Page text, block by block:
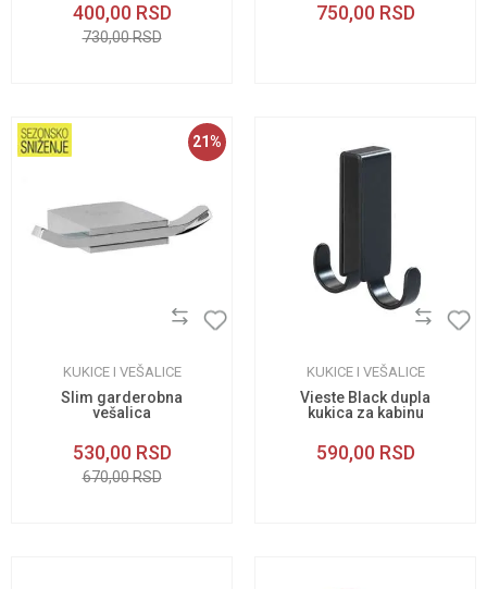
400,00 RSD
730,00RSD
750,00 RSD
21%
KUKICE I VEŠALICE
Slim garderobna
vešalica
530,00 RSD
670,00RSD
KUKICE I VEŠALICE
Vieste Black dupla
kukica za kabinu
590,00 RSD